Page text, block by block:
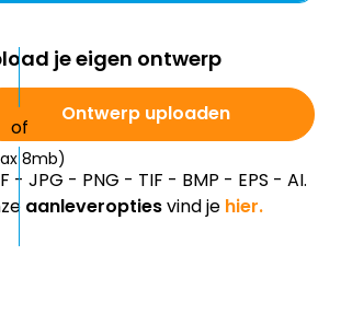
je eigen ontwerp
Ontwerp uploaden
8mb)
- JPG - PNG - TIF - BMP - EPS - AI.
aanleveroptiesvind je hier.